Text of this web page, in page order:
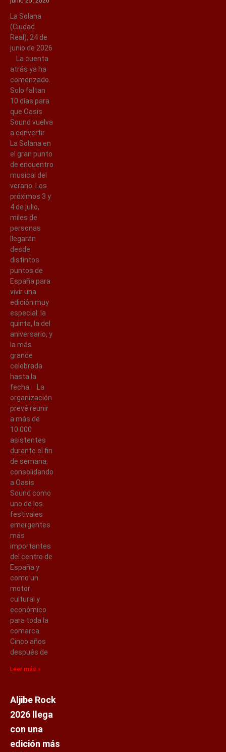
La Solana
(Ciudad
Real), 24 de
junio de 2026
La cuenta
atrás ya ha
comenzado.
Solo faltan
10 días para
que Oasis
Sound vuelva
a convertir
La Solana en
el gran punto
de encuentro
musical del
verano. Los
próximos 3 y
4 de julio,
miles de
personas
llegarán
desde
distintos
puntos de
España para
vivir una
edición muy
especial: la
quinta, la del
aniversario, y
la más
grande
celebrada
hasta la
fecha. La
organización
prevé reunir
a más de
10.000
asistentes
durante el fin
de semana,
consolidando
a Oasis
Sound como
uno de los
festivales
emergentes
más
importantes
del centro de
España y
como un
motor
cultural y
económico
para toda la
comarca.
Cinco años
después de
Leer más »
Aljibe Rock
2026 llega
con una
edición más